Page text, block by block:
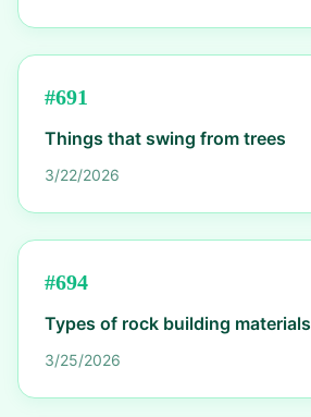
#691
Things that swing from trees
3/22/2026
#694
Types of rock building materials
3/25/2026